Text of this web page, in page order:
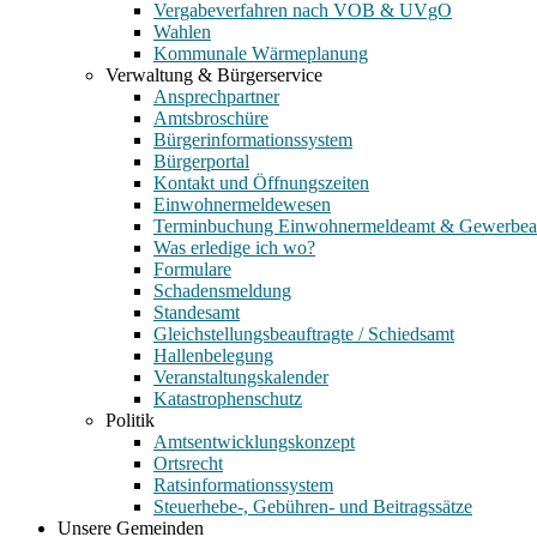
Vergabeverfahren nach VOB & UVgO
Wahlen
Kommunale Wärmeplanung
Verwaltung & Bürgerservice
Ansprechpartner
Amtsbroschüre
Bürgerinformationssystem
Bürgerportal
Kontakt und Öffnungszeiten
Einwohnermeldewesen
Terminbuchung Einwohnermeldeamt &
Was erledige ich wo?
Formulare
Schadensmeldung
Standesamt
Gleichstellungsbeauftragte / Schiedsamt
Hallenbelegung
Veranstaltungskalender
Katastrophenschutz
Politik
Amtsentwicklungskonzept
Ortsrecht
Ratsinformationssystem
Steuerhebe-, Gebühren- und Beitragssätze
Unsere Gemeinden